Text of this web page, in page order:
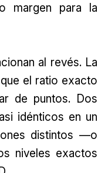
margen para la
al revés. La
el ratio exacto
de puntos. Dos
idénticos en un
distintos —o
niveles exactos